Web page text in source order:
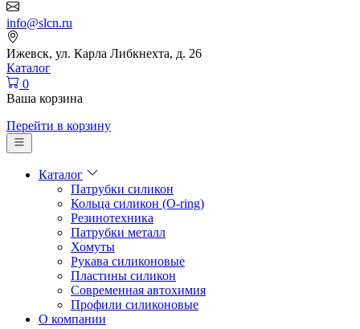
info@slcn.ru
Ижевск, ул. Карла Либкнехта, д. 26
Каталог
0
Ваша корзина
Перейти в корзину
Каталог
Патрубки силикон
Кольца силикон (O-ring)
Резинотехника
Патрубки металл
Хомуты
Рукава силиконовые
Пластины силикон
Современная автохимия
Профили силиконовые
О компании